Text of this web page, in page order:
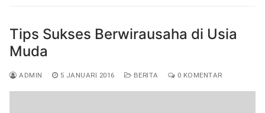
Tips Sukses Berwirausaha di Usia
Muda
ADMIN 5 JANUARI 2016 BERITA 0 KOMENTAR